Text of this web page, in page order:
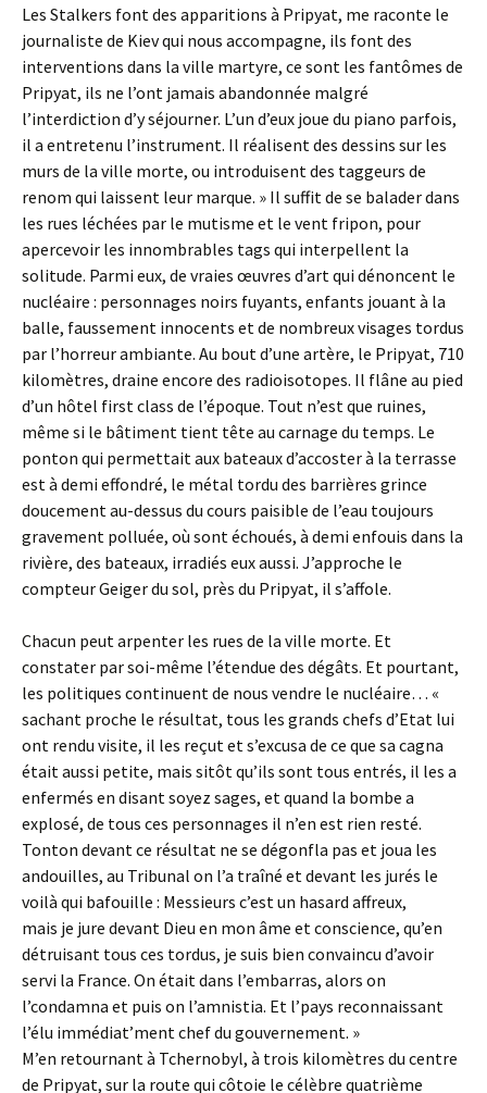
Les Stalkers font des apparitions à Pripyat, me raconte le
journaliste de Kiev qui nous accompagne, ils font des
interventions dans la ville martyre, ce sont les fantômes de
Pripyat, ils ne l’ont jamais abandonnée malgré
l’interdiction d’y séjourner. L’un d’eux joue du piano parfois,
il a entretenu l’instrument. Il réalisent des dessins sur les
murs de la ville morte, ou introduisent des taggeurs de
renom qui laissent leur marque. » Il suffit de se balader dans
les rues léchées par le mutisme et le vent fripon, pour
apercevoir les innombrables tags qui interpellent la
solitude. Parmi eux, de vraies œuvres d’art qui dénoncent le
nucléaire : personnages noirs fuyants, enfants jouant à la
balle, faussement innocents et de nombreux visages tordus
par l’horreur ambiante. Au bout d’une artère, le Pripyat, 710
kilomètres, draine encore des radioisotopes. Il flâne au pied
d’un hôtel first class de l’époque. Tout n’est que ruines,
même si le bâtiment tient tête au carnage du temps. Le
ponton qui permettait aux bateaux d’accoster à la terrasse
est à demi effondré, le métal tordu des barrières grince
doucement au-dessus du cours paisible de l’eau toujours
gravement polluée, où sont échoués, à demi enfouis dans la
rivière, des bateaux, irradiés eux aussi. J’approche le
compteur Geiger du sol, près du Pripyat, il s’affole.
Chacun peut arpenter les rues de la ville morte. Et
constater par soi-même l’étendue des dégâts. Et pourtant,
les politiques continuent de nous vendre le nucléaire… «
sachant proche le résultat, tous les grands chefs d’Etat lui
ont rendu visite, il les reçut et s’excusa de ce que sa cagna
était aussi petite, mais sitôt qu’ils sont tous entrés, il les a
enfermés en disant soyez sages, et quand la bombe a
explosé, de tous ces personnages il n’en est rien resté.
Tonton devant ce résultat ne se dégonfla pas et joua les
andouilles, au Tribunal on l’a traîné et devant les jurés le
voilà qui bafouille : Messieurs c’est un hasard affreux,
mais je jure devant Dieu en mon âme et conscience, qu’en
détruisant tous ces tordus, je suis bien convaincu d’avoir
servi la France. On était dans l’embarras, alors on
l’condamna et puis on l’amnistia. Et l’pays reconnaissant
l’élu immédiat’ment chef du gouvernement. »
M’en retournant à Tchernobyl, à trois kilomètres du centre
de Pripyat, sur la route qui côtoie le célèbre quatrième